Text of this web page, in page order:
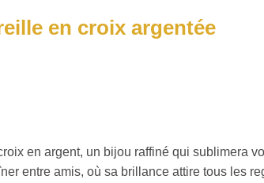
en croix argentée
en argent, un bijou raffiné qui sublimera
entre amis, où sa brillance attire tous les